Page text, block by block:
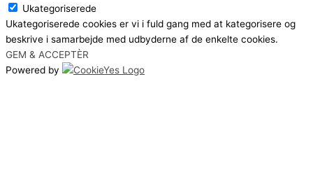
Ukategoriserede
Ukategoriserede cookies er vi i fuld gang med at kategorisere og
beskrive i samarbejde med udbyderne af de enkelte cookies.
GEM & ACCEPTÈR
Powered by